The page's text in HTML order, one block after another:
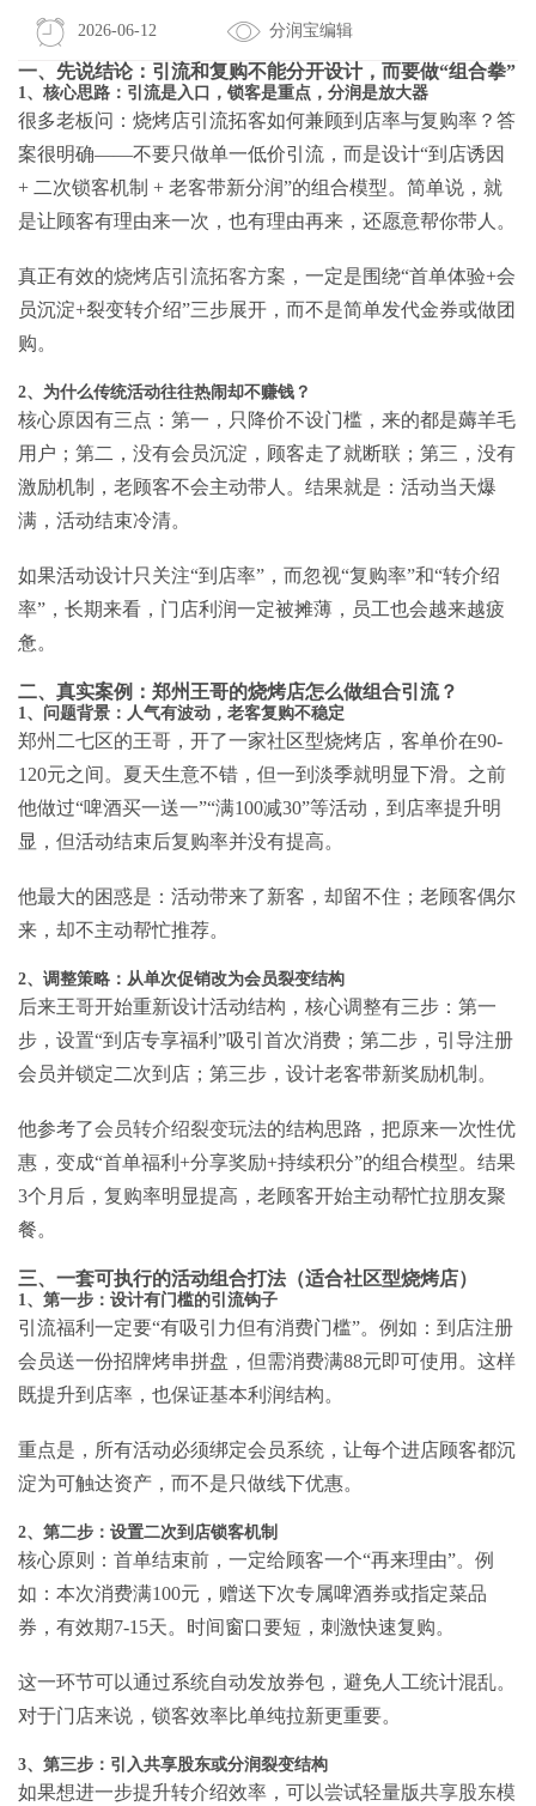
2026-06-12 分润宝编辑
一、先说结论：引流和复购不能分开设计，而要做“组合拳”
1、核心思路：引流是入口，锁客是重点，分润是放大器
很多老板问：烧烤店引流拓客如何兼顾到店率与复购率？答
案很明确——不要只做单一低价引流，而是设计“到店诱因
+ 二次锁客机制 + 老客带新分润”的组合模型。简单说，就
是让顾客有理由来一次，也有理由再来，还愿意帮你带人。
真正有效的烧烤店引流拓客方案 ，一定是围绕“首单体验+会
员沉淀+裂变转介绍”三步展开，而不是简单发代金券或做团
购。
2、为什么传统活动往往热闹却不赚钱？
核心原因有三点：第一，只降价不设门槛，来的都是薅羊毛
用户；第二，没有会员沉淀，顾客走了就断联；第三，没有
激励机制，老顾客不会主动带人。结果就是：活动当天爆
满，活动结束冷清。
如果活动设计只关注“到店率”，而忽视“复购率”和“转介绍
率”，长期来看，门店利润一定被摊薄，员工也会越来越疲
惫。
二、真实案例：郑州王哥的烧烤店怎么做组合引流？
1、问题背景：人气有波动，老客复购不稳定
郑州二七区的王哥，开了一家社区型烧烤店，客单价在90-
120元之间。夏天生意不错，但一到淡季就明显下滑。之前
他做过“啤酒买一送一”“满100减30”等活动，到店率提升明
显，但活动结束后复购率并没有提高。
他最大的困惑是：活动带来了新客，却留不住；老顾客偶尔
来，却不主动帮忙推荐。
2、调整策略：从单次促销改为会员裂变结构
后来王哥开始重新设计活动结构，核心调整有三步：第一
步，设置“到店专享福利”吸引首次消费；第二步，引导注册
会员并锁定二次到店；第三步，设计老客带新奖励机制。
他参考了会员转介绍裂变玩法的结构思路，把原来一次性优
惠，变成“首单福利+分享奖励+持续积分”的组合模型。结果
3个月后，复购率明显提高，老顾客开始主动帮忙拉朋友聚
餐。
三、一套可执行的活动组合打法（适合社区型烧烤店）
1、第一步：设计有门槛的引流钩子
引流福利一定要“有吸引力但有消费门槛”。例如：到店注册
会员送一份招牌烤串拼盘，但需消费满88元即可使用。这样
既提升到店率，也保证基本利润结构。
重点是，所有活动必须绑定会员系统，让每个进店顾客都沉
淀为可触达资产，而不是只做线下优惠。
2、第二步：设置二次到店锁客机制
核心原则：首单结束前，一定给顾客一个“再来理由”。例
如：本次消费满100元，赠送下次专属啤酒券或指定菜品
券，有效期7-15天。时间窗口要短，刺激快速复购。
这一环节可以通过系统自动发放券包，避免人工统计混乱。
对于门店来说，锁客效率比单纯拉新更重要。
3、第三步：引入共享股东或分润裂变结构
如果想进一步提升转介绍效率，可以尝试轻量版共享股东模